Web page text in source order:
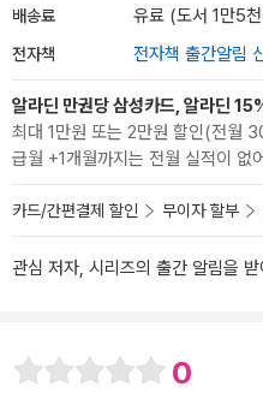
배송료 유료 (도서 1만5
전자책 전자책 출간알림
알라딘 만권당 삼성카드, 알라딘
최대 1만원 또는 2만원 할인(전월
급월 +1개월까지는 전월 실적이 없
카드/간편결제 할인 무이자 할부
관심 저자, 시리즈의 출간 알림을
0